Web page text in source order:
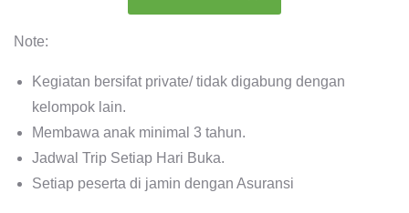
Note:
Kegiatan bersifat private/ tidak digabung dengan
kelompok lain.
Membawa anak minimal 3 tahun.
Jadwal Trip Setiap Hari Buka.
Setiap peserta di jamin dengan Asuransi